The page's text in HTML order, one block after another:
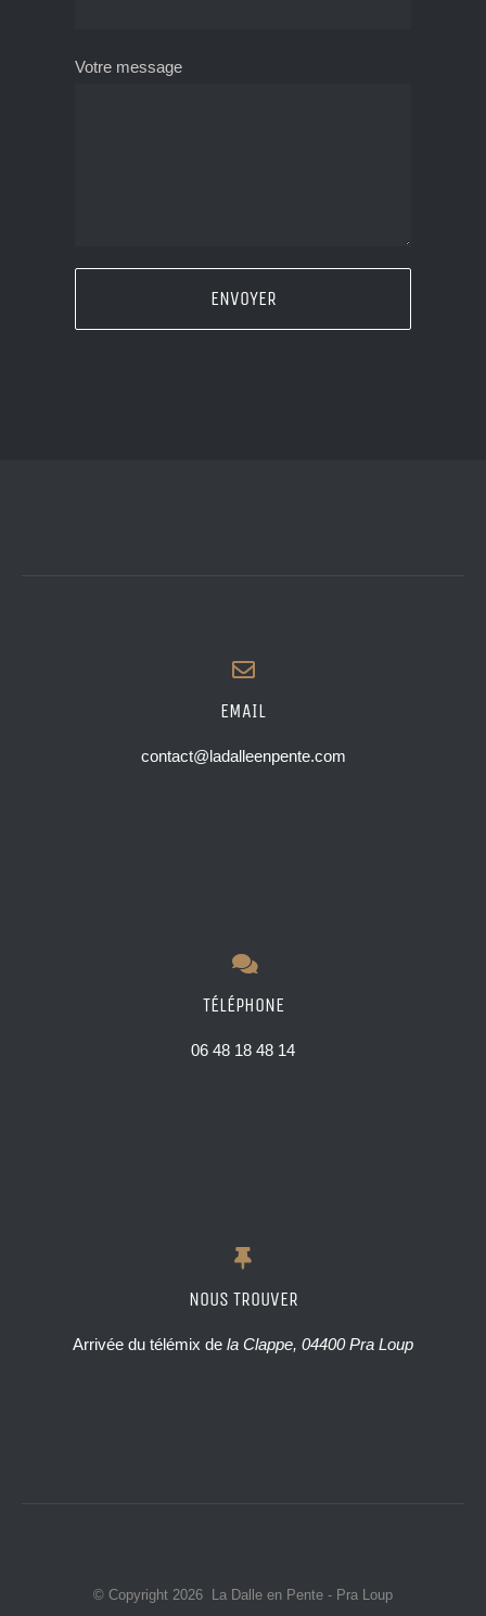
Votre message
EMAIL
contact@ladalleenpente.com
TÉLÉPHONE
06 48 18 48 14
NOUS TROUVER
Arrivée du télémix de la Clappe, 04400 Pra Loup
© Copyright 2026 La Dalle en Pente - Pra Loup